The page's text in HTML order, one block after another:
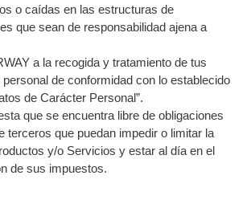
o caídas en las estructuras de
que sean de responsabilidad ajena a
a la recogida y tratamiento de tus
de conformidad con lo establecido
de Carácter Personal”.
que se encuentra libre de obligaciones
terceros que puedan impedir o limitar la
y/o Servicios y estar al día en el
de sus impuestos.